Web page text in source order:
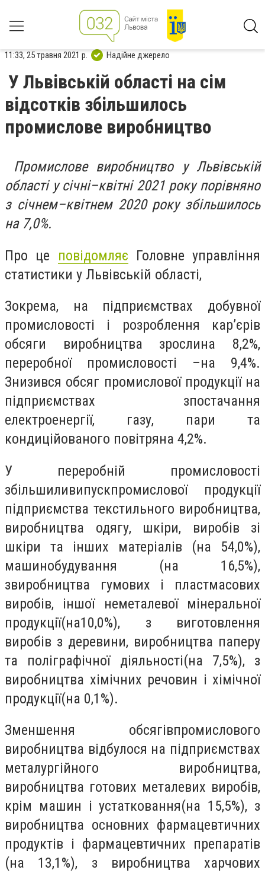
11:33, 25 травня 2021 р. Надійне джерело
У Львівській області на сім
відсотків збільшилось
промислове виробництво
Промислове виробництво у Львівській
області у січні–квітні 2021 року порівняно
з січнем–квітнем 2020 року збільшилось
на 7,0%.
Про це повідомляє Головне управління
статистики у Львівській області,
Зокрема, на підприємствах добувної
промисловості і розроблення кар’єрів
обсяги виробництва зрослина 8,2%,
переробної промисловості –на 9,4%.
Знизився обсяг промислової продукції на
підприємствах зпостачання
електроенергії, газу, пари та
кондиційованого повітряна 4,2%.
У переробній промисловості
збільшиливипускпромислової продукції
підприємства текстильного виробництва,
виробництва одягу, шкіри, виробів зі
шкіри та інших матеріалів (на 54,0%),
машинобудування (на 16,5%),
звиробництва гумових і пластмасових
виробів, іншої неметалевої мінеральної
продукції(на10,0%), з виготовлення
виробів з деревини, виробництва паперу
та поліграфічної діяльності(на 7,5%), з
виробництва хімічних речовин і хімічної
продукції(на 0,1%).
Зменшення обсягівпромислового
виробництва відбулося на підприємствах
металургійного виробництва,
виробництва готових металевих виробів,
крім машин і устатковання(на 15,5%), з
виробництва основних фармацевтичних
продуктів і фармацевтичних препаратів
(на 13,1%), з виробництва харчових